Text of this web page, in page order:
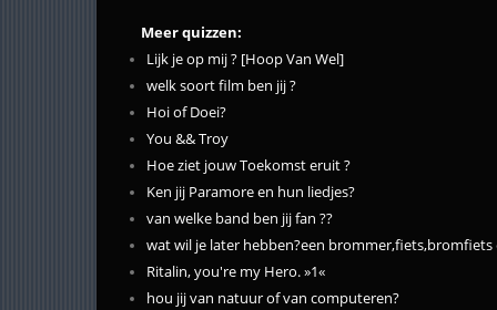
Meer quizzen:
Lijk je op mij ? [Hoop Van Wel]
welk soort film ben jij ?
Hoi of Doei?
You && Troy
Hoe ziet jouw Toekomst eruit ?
Ken jij Paramore en hun liedjes?
van welke band ben jij fan ??
wat wil je later hebben?een
Ritalin, you're my Hero. »1«
hou jij van natuur of van computeren?